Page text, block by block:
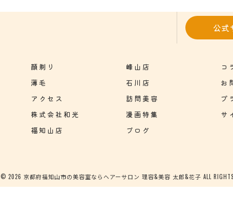
公式
顔剃り
薄毛
アクセス
株式会社和光
福知山店
峰山店
石川店
訪問美容
漫画特集
ブログ
コ
お
プ
サ
© 2026 京都府福知山市の美容室ならヘアーサロン 理容&美容 太郎&花子 ALL RIGHTS